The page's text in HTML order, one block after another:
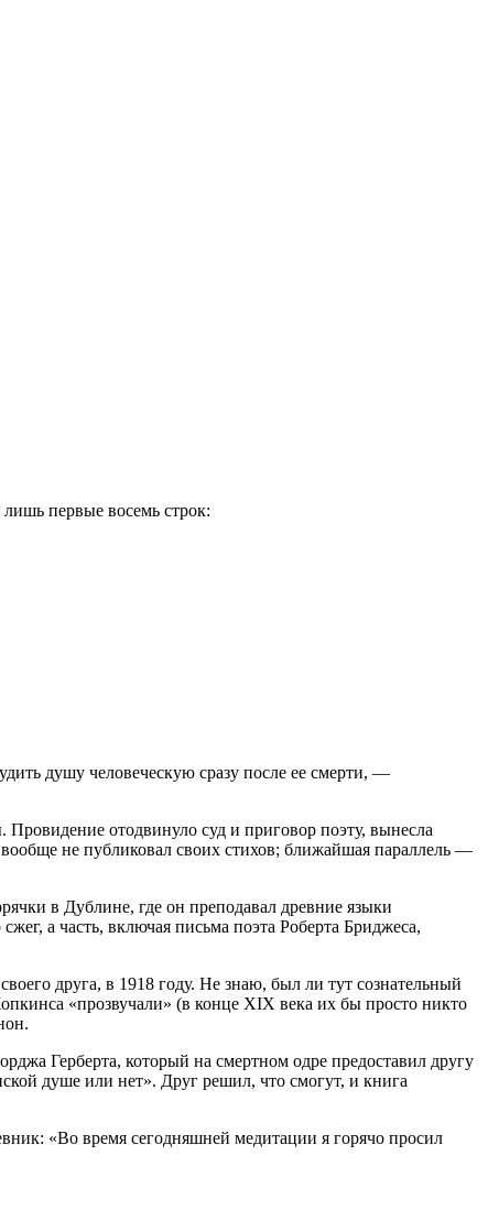
первые восемь строк:
душу человеческую сразу после ее смерти, —
отодвинуло суд и приговор поэту, вынесла
не публиковал своих стихов; ближайшая параллель —
в Дублине, где он преподавал древние языки
а часть, включая письма поэта Роберта Бриджеса,
друга, в 1918 году. Не знаю, был ли тут сознательный
«прозвучали» (в конце XIX века их бы просто никто
Герберта, который на смертном одре предоставил другу
душе или нет». Друг решил, что смогут, и книга
«Во время сегодняшней медитации я горячо просил